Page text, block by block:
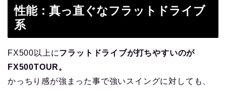
性能：真っ直ぐなフラットドライブ
系
FX500以上にフラットドライブが打ちやすいのが
FX500TOUR。
かっちり感が強まった事で強いスイングに対しても、